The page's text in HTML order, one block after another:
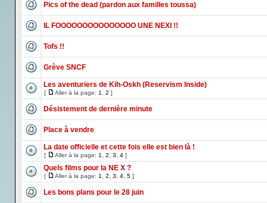
Pics of the dead (pardon aux familles toussa)
IL FOOOOOOOOOOOOOOO UNE NEXI !!
Tofs !!
Grève SNCF
Les aventuriers de Kih-Oskh (Reservism Inside)
[ Aller à la page: 1 2 ]
Désistement de dernière minute
Place à vendre
La date officielle et cette fois elle est bien là !
[ Aller à la page: 1 2 3 4 ]
Quels films pour la NE X ?
[ Aller à la page: 1 2 3 4 5 ]
Les bons plans pour le 28 juin